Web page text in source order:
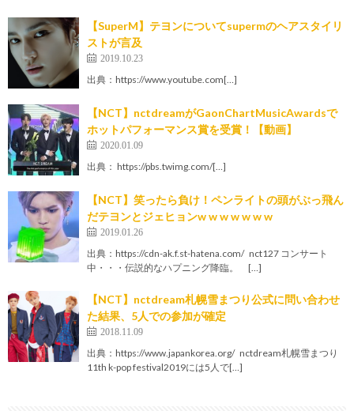
【SuperM】テヨンについてsupermのヘアスタイリ
ストが言及
2019.10.23
出典：https://www.youtube.com[…]
【NCT】nctdreamがGaonChartMusicAwardsで
ホットパフォーマンス賞を受賞！【動画】
2020.01.09
出典： https://pbs.twimg.com/[…]
【NCT】笑ったら負け！ペンライトの頭がぶっ飛ん
だテヨンとジェヒョンw w w w w w w
2019.01.26
出典：https://cdn-ak.f.st-hatena.com/ nct127 コンサート
中・・・伝説的なハプニング降臨。 […]
【NCT】nctdream札幌雪まつり公式に問い合わせ
た結果、5人での参加が確定
2018.11.09
出典：https://www.japankorea.org/ nctdream札幌雪まつり
11th k-pop festival2019には5人で[…]